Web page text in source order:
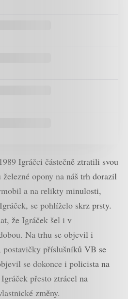
Igráčci částečně ztratili svou
opony na náš trh dorazil
a na relikty minulosti,
se pohlíželo skrz prsty.
že Igráček šel i v
Na trhu se objevil i
postavičky příslušníků VB se
se dokonce i policista na
přesto ztrácel na
změny.